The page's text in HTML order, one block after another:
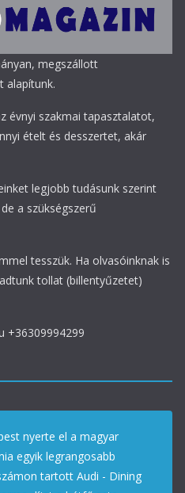
megszállott
alapítunk.
évnyi szakmai tapasztalatot,
ételt és desszertet, akár
legjobb tudásunk szerint
a szükségszerű
tesszük. Ha olvasóinknak is
tollat (billentyűzetet)
+36309994299
nyerte el a magyar
egyik legrangosabb
tartott Audi - Dining